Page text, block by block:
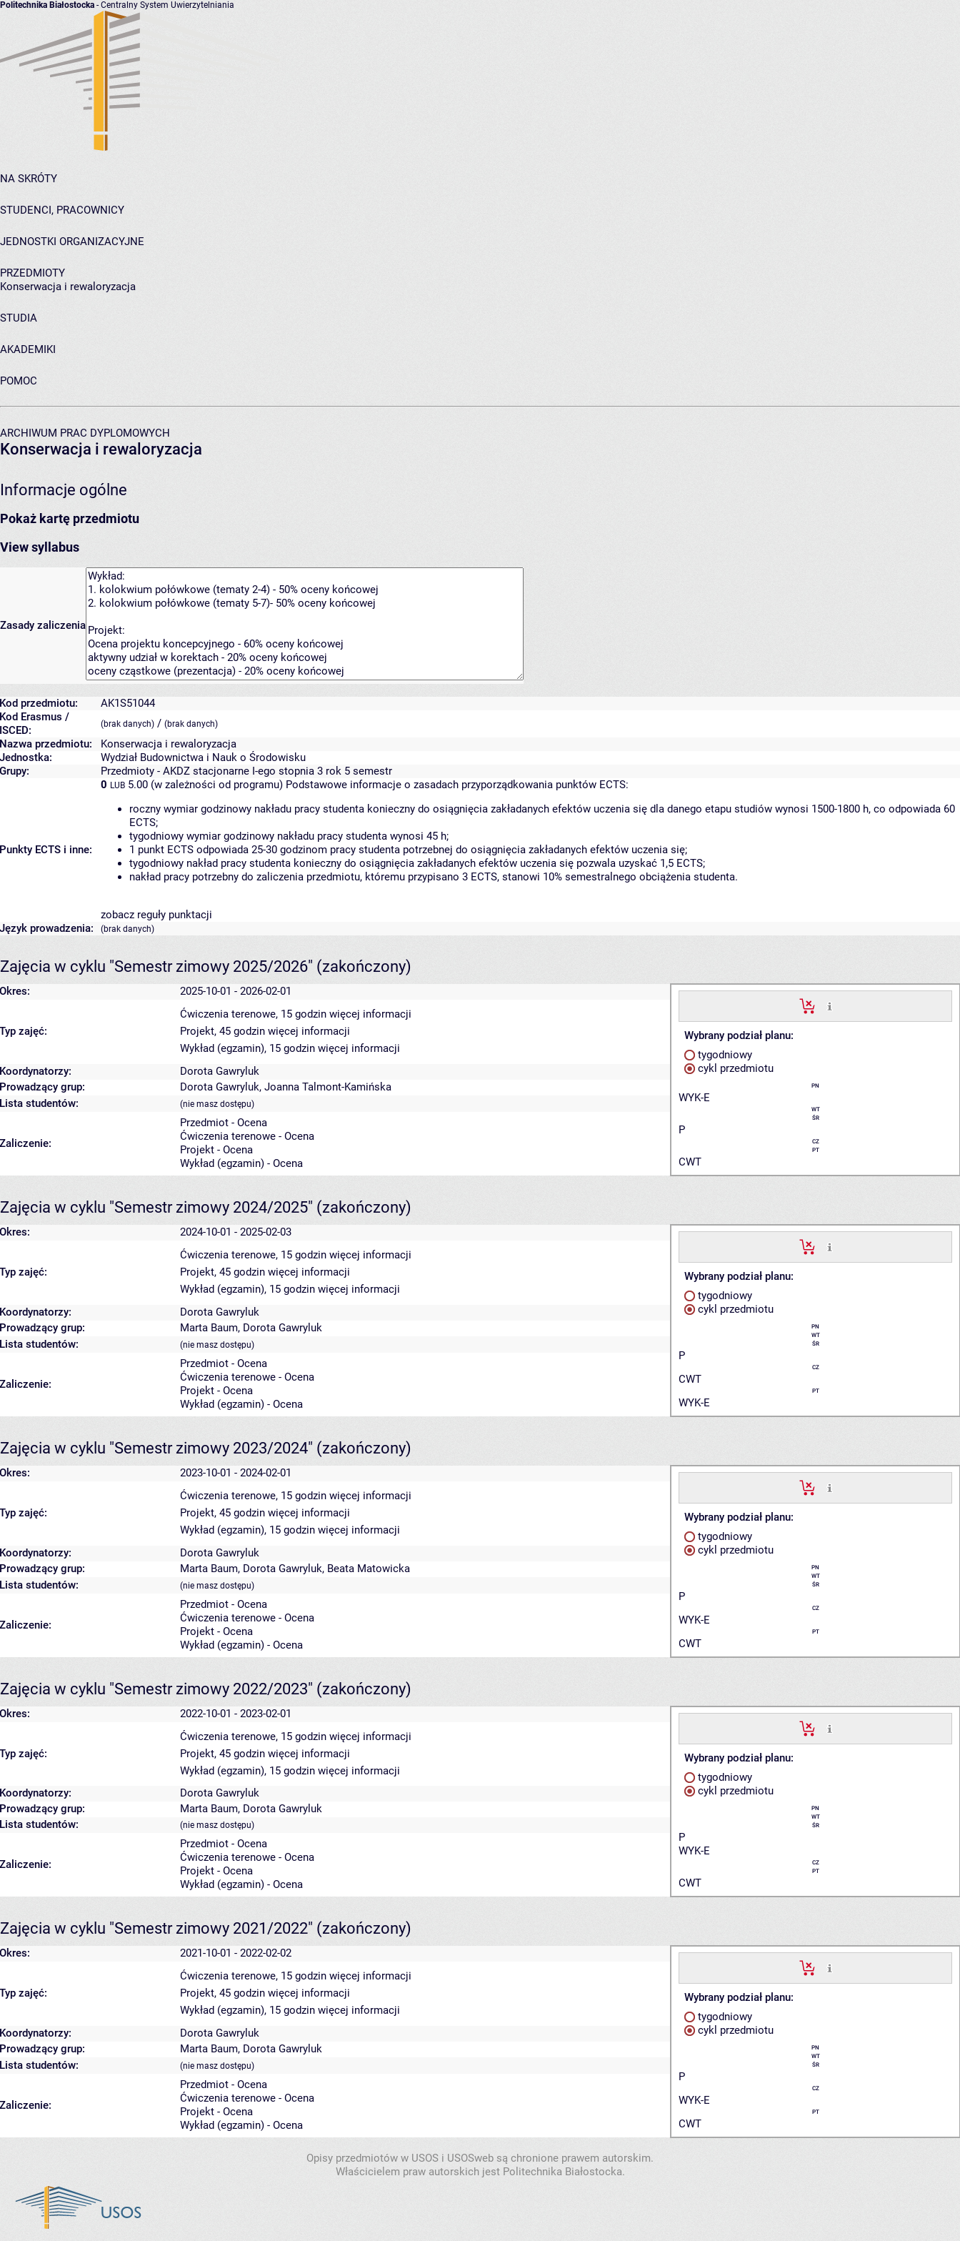
Politechnika Białostocka - Centralny System Uwierzytelniania
NA SKRÓTY
STUDENCI, PRACOWNICY
JEDNOSTKI ORGANIZACYJNE
PRZEDMIOTY
Konserwacja i rewaloryzacja
STUDIA
AKADEMIKI
POMOC
ARCHIWUM PRAC DYPLOMOWYCH
Konserwacja i rewaloryzacja
Informacje ogólne
Pokaż kartę przedmiotu
View syllabus
Zasady zaliczenia
Kod przedmiotu:
AK1S51044
Kod Erasmus /
ISCED:
(brak danych) / (brak danych)
Nazwa przedmiotu:
Konserwacja i rewaloryzacja
Jednostka:
Wydział Budownictwa i Nauk o Środowisku
Grupy:
Przedmioty - AKDZ stacjonarne I-ego stopnia 3 rok 5 semestr
Punkty ECTS i inne:
0 LUB 5.00 (w zależności od programu) Podstawowe informacje o zasadach przyporządkowania punktów ECTS:
roczny wymiar godzinowy nakładu pracy studenta konieczny do osiągnięcia zakładanych efektów uczenia się dla danego etapu studiów wynosi 1500-1800 h, co odpowiada 60
ECTS;
tygodniowy wymiar godzinowy nakładu pracy studenta wynosi 45 h;
1 punkt ECTS odpowiada 25-30 godzinom pracy studenta potrzebnej do osiągnięcia zakładanych efektów uczenia się;
tygodniowy nakład pracy studenta konieczny do osiągnięcia zakładanych efektów uczenia się pozwala uzyskać 1,5 ECTS;
nakład pracy potrzebny do zaliczenia przedmiotu, któremu przypisano 3 ECTS, stanowi 10% semestralnego obciążenia studenta.
zobacz reguły punktacji
Język prowadzenia:
(brak danych)
Zajęcia w cyklu "Semestr zimowy 2025/2026" (zakończony)
Okres: 2025-10-01 - 2026-02-01
Wybrany podział planu:
tygodniowy
cykl przedmiotu
PN
WYK-E
WT
ŚR
P
CZ
PT
CWT
Typ zajęć:
Ćwiczenia terenowe, 15 godzin więcej informacji
Projekt, 45 godzin więcej informacji
Wykład (egzamin), 15 godzin więcej informacji
Koordynatorzy:
Dorota Gawryluk
Prowadzący grup:
Dorota Gawryluk, Joanna Talmont-Kamińska
Lista studentów:
(nie masz dostępu)
Zaliczenie:
Przedmiot - Ocena
Ćwiczenia terenowe - Ocena
Projekt - Ocena
Wykład (egzamin) - Ocena
Zajęcia w cyklu "Semestr zimowy 2024/2025" (zakończony)
Okres: 2024-10-01 - 2025-02-03
Wybrany podział planu:
tygodniowy
cykl przedmiotu
PN
WT
ŚR
P
CZ
CWT
PT
WYK-E
Typ zajęć:
Ćwiczenia terenowe, 15 godzin więcej informacji
Projekt, 45 godzin więcej informacji
Wykład (egzamin), 15 godzin więcej informacji
Koordynatorzy:
Dorota Gawryluk
Prowadzący grup:
Marta Baum, Dorota Gawryluk
Lista studentów:
(nie masz dostępu)
Zaliczenie:
Przedmiot - Ocena
Ćwiczenia terenowe - Ocena
Projekt - Ocena
Wykład (egzamin) - Ocena
Zajęcia w cyklu "Semestr zimowy 2023/2024" (zakończony)
Okres: 2023-10-01 - 2024-02-01
Wybrany podział planu:
tygodniowy
cykl przedmiotu
PN
WT
ŚR
P
CZ
WYK-E
PT
CWT
Typ zajęć:
Ćwiczenia terenowe, 15 godzin więcej informacji
Projekt, 45 godzin więcej informacji
Wykład (egzamin), 15 godzin więcej informacji
Koordynatorzy:
Dorota Gawryluk
Prowadzący grup:
Marta Baum, Dorota Gawryluk, Beata Matowicka
Lista studentów:
(nie masz dostępu)
Zaliczenie:
Przedmiot - Ocena
Ćwiczenia terenowe - Ocena
Projekt - Ocena
Wykład (egzamin) - Ocena
Zajęcia w cyklu "Semestr zimowy 2022/2023" (zakończony)
Okres: 2022-10-01 - 2023-02-01
Wybrany podział planu:
tygodniowy
cykl przedmiotu
PN
WT
ŚR
P
WYK-E
CZ
PT
CWT
Typ zajęć:
Ćwiczenia terenowe, 15 godzin więcej informacji
Projekt, 45 godzin więcej informacji
Wykład (egzamin), 15 godzin więcej informacji
Koordynatorzy:
Dorota Gawryluk
Prowadzący grup:
Marta Baum, Dorota Gawryluk
Lista studentów:
(nie masz dostępu)
Zaliczenie:
Przedmiot - Ocena
Ćwiczenia terenowe - Ocena
Projekt - Ocena
Wykład (egzamin) - Ocena
Zajęcia w cyklu "Semestr zimowy 2021/2022" (zakończony)
Okres: 2021-10-01 - 2022-02-02
Wybrany podział planu:
tygodniowy
cykl przedmiotu
PN
WT
ŚR
P
CZ
WYK-E
PT
CWT
Typ zajęć:
Ćwiczenia terenowe, 15 godzin więcej informacji
Projekt, 45 godzin więcej informacji
Wykład (egzamin), 15 godzin więcej informacji
Koordynatorzy:
Dorota Gawryluk
Prowadzący grup:
Marta Baum, Dorota Gawryluk
Lista studentów:
(nie masz dostępu)
Zaliczenie:
Przedmiot - Ocena
Ćwiczenia terenowe - Ocena
Projekt - Ocena
Wykład (egzamin) - Ocena
Opisy przedmiotów w USOS i USOSweb są chronione prawem autorskim.
Właścicielem praw autorskich jest Politechnika Białostocka.